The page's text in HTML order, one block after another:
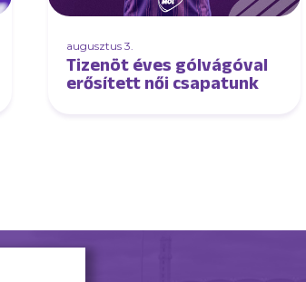
augusztus 3.
Tizenöt éves gólvágóval
erősített női csapatunk